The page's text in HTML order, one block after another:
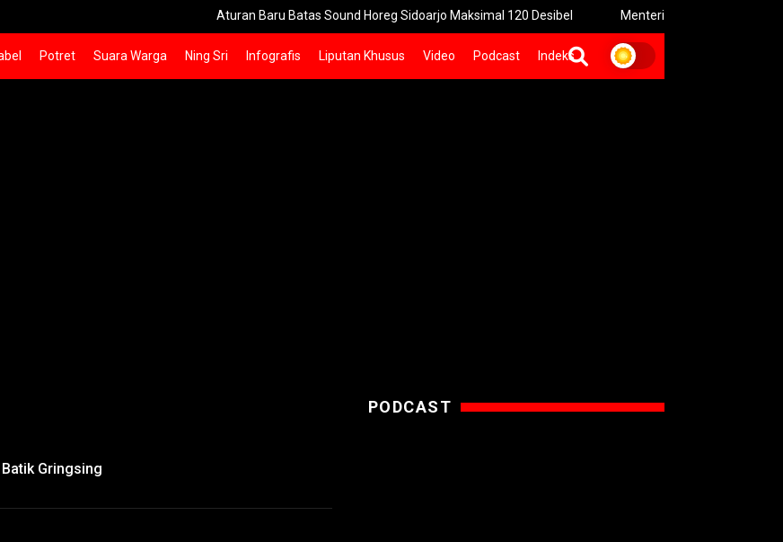
Aturan Baru Batas Sound Horeg Sidoarjo Maksimal 120 Desibel Menteri PPPA: Festival Egrang
Potret Suara Warga Ning Sri Infografis Liputan Khusus Video Podcast Indeks
Gringsing
PODCAST